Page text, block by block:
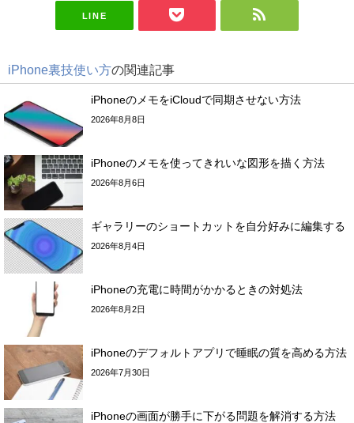
LINE
iPhone裏技使い方の関連記事
iPhoneのメモをiCloudで同期させない方法
2026年8月8日
iPhoneのメモを使ってきれいな図形を描く方法
2026年8月6日
ギャラリーのショートカットを自分好みに編集する
2026年8月4日
iPhoneの充電に時間がかかるときの対処法
2026年8月2日
iPhoneのデフォルトアプリで睡眠の質を高める方法
2026年7月30日
iPhoneの画面が勝手に下がる問題を解消する方法